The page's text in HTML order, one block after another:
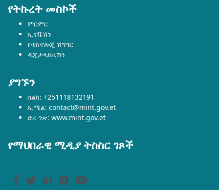
የትኩረት መስኮች
ምርምር
ኢኖቬሽን
የቴክኖሎጂ ሽግግር
ዲጂታላይዜሽን
ያግኙን
ስልክ: +251118132191
ኢሜል: contact@mint.gov.et
ድረ-ገጽ: www.mint.gov.et
የማህበራዊ ሚዲያ ትስስር ገጾች